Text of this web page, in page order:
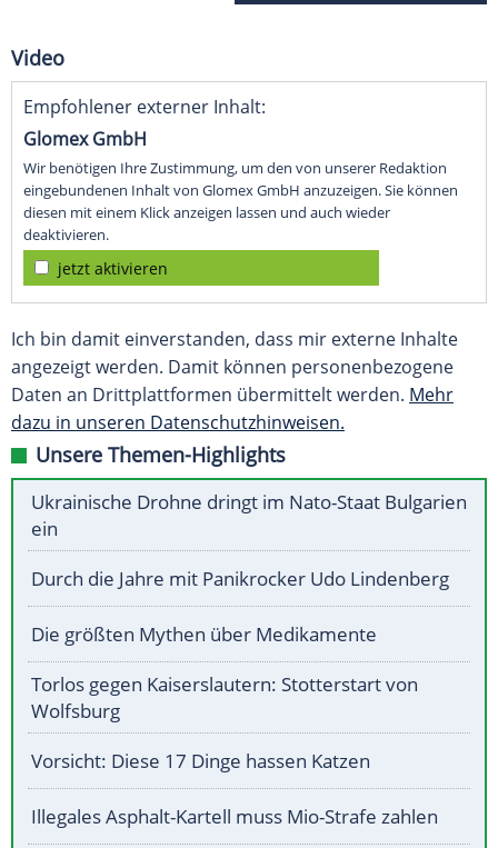
Video
Empfohlener externer Inhalt:
Glomex GmbH
Wir benötigen Ihre Zustimmung, um den von unserer Redaktion
eingebundenen Inhalt von Glomex GmbH anzuzeigen. Sie können
diesen mit einem Klick anzeigen lassen und auch wieder
deaktivieren.
jetzt aktivieren
Ich bin damit einverstanden, dass mir externe Inhalte
angezeigt werden. Damit können personenbezogene
Daten an Drittplattformen übermittelt werden. Mehr
dazu in unseren Datenschutzhinweisen.
Unsere Themen-Highlights
Ukrainische Drohne dringt im Nato-Staat Bulgarien
ein
Durch die Jahre mit Panikrocker Udo Lindenberg
Die größten Mythen über Medikamente
Torlos gegen Kaiserslautern: Stotterstart von
Wolfsburg
Vorsicht: Diese 17 Dinge hassen Katzen
Illegales Asphalt-Kartell muss Mio-Strafe zahlen